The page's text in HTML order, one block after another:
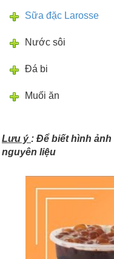
Sữa đặc Larosse
Nước sôi
Đá bi
Muối ăn
Lưu ý : Để biết hình
nguyên liệu